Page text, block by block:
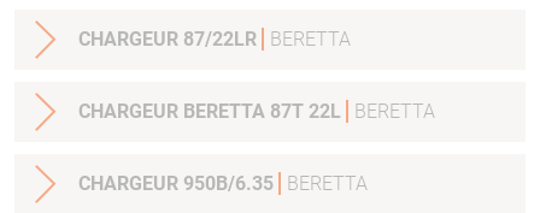
CHARGEUR 87/22LR BERETTA
CHARGEUR BERETTA 87T 22L BERETTA
CHARGEUR 950B/6.35 BERETTA